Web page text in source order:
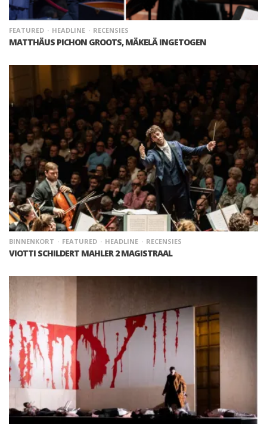
FEATURED HEADLINE RECENSIES
MATTHÄUS PICHON GROOTS, MÄKELÄ INGETOGEN
BINNENKORT FEATURED HEADLINE RECENSIES
VIOTTI SCHILDERT MAHLER 2 MAGISTRAAL